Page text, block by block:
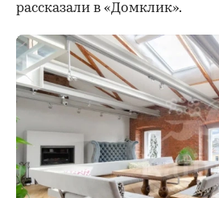
рассказали в «Домклик».